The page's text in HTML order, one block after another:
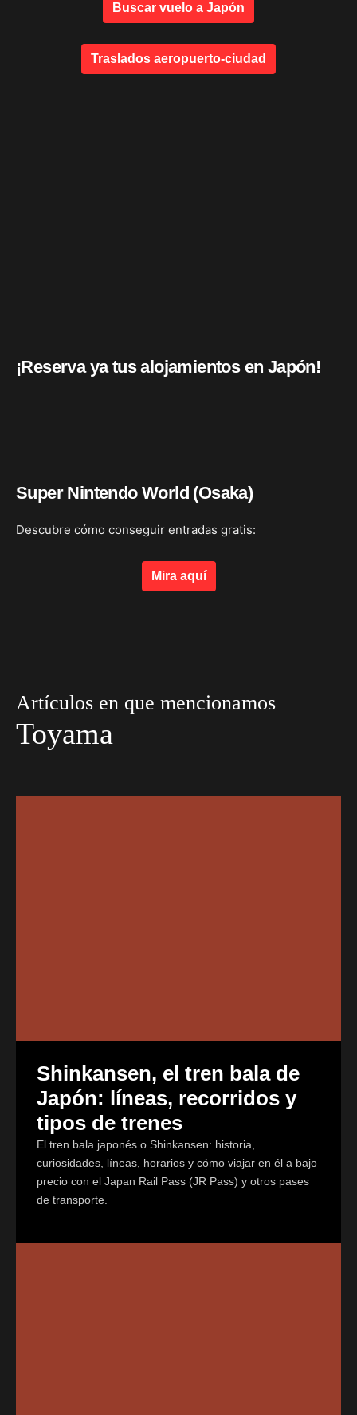
Buscar vuelo a Japón
Traslados aeropuerto-ciudad
¡Reserva ya tus alojamientos en Japón!
Super Nintendo World (Osaka)
Descubre cómo conseguir entradas gratis:
Mira aquí
Artículos en que mencionamos
Toyama
Shinkansen, el tren bala de
Japón: líneas, recorridos y
tipos de trenes
El tren bala japonés o Shinkansen: historia,
curiosidades, líneas, horarios y cómo viajar en él a bajo
precio con el Japan Rail Pass (JR Pass) y otros pases
de transporte.